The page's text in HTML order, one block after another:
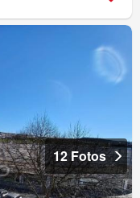
12 Fotos